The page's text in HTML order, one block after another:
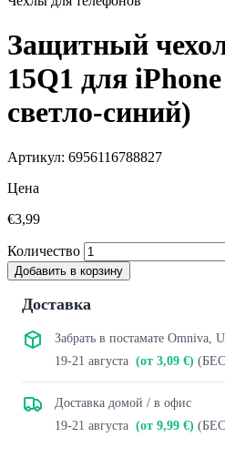
Защитный
15Q1 для
светло-синий)
Артикул: 6956116788827
Цена
€3,99
Количество
Добавить в корзину
Доставка
Забрать в постамате Omniva,
19-21 августа (от 3,09 €)
Доставка домой / в офис
19-21 августа (от 9,99 €)